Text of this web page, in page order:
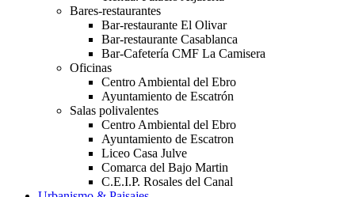
Bares-restaurantes
Bar-restaurante El Olivar
Bar-restaurante Casablanca
Bar-Cafetería CMF La Camisera
Oficinas
Centro Ambiental del Ebro
Ayuntamiento de Escatrón
Salas polivalentes
Centro Ambiental del Ebro
Ayuntamiento de Escatron
Liceo Casa Julve
Comarca del Bajo Martin
C.E.I.P. Rosales del Canal